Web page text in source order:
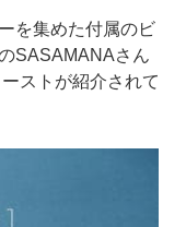
を集めた付属のビ
SASAMANAさん
ストが紹介されて